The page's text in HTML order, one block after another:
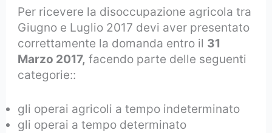
Per ricevere la disoccupazione agricola tra
Giugno e Luglio 2017 devi aver presentato
correttamente la domanda entro il 31
Marzo 2017, facendo parte delle seguenti
categorie::
gli operai agricoli a tempo indeterminato
gli operai a tempo determinato